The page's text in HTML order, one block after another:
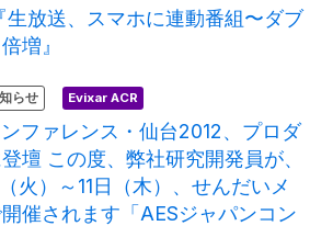
生放送、スマホに連動番組〜ダブ
増』
らせ Evixar ACR
ファレンス・仙台2012、プロダ
壇 この度、弊社研究開発員が、
火）～11日（木）、せんだいメ
催されます「AESジャパンコン